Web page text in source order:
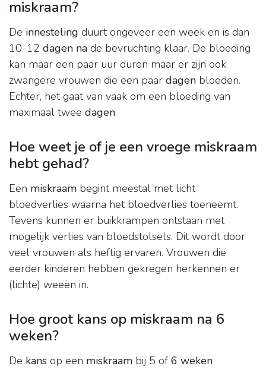
miskraam?
De innesteling duurt ongeveer een week en is dan
10-12 dagen na de bevruchting klaar. De bloeding
kan maar een paar uur duren maar er zijn ook
zwangere vrouwen die een paar dagen bloeden.
Echter, het gaat van vaak om een bloeding van
maximaal twee dagen.
Hoe weet je of je een vroege miskraam
hebt gehad?
Een miskraam begint meestal met licht
bloedverlies waarna het bloedverlies toeneemt.
Tevens kunnen er buikkrampen ontstaan met
mogelijk verlies van bloedstolsels. Dit wordt door
veel vrouwen als heftig ervaren. Vrouwen die
eerder kinderen hebben gekregen herkennen er
(lichte) weeën in.
Hoe groot kans op miskraam na 6
weken?
De kans op een miskraam bij 5 of 6 weken